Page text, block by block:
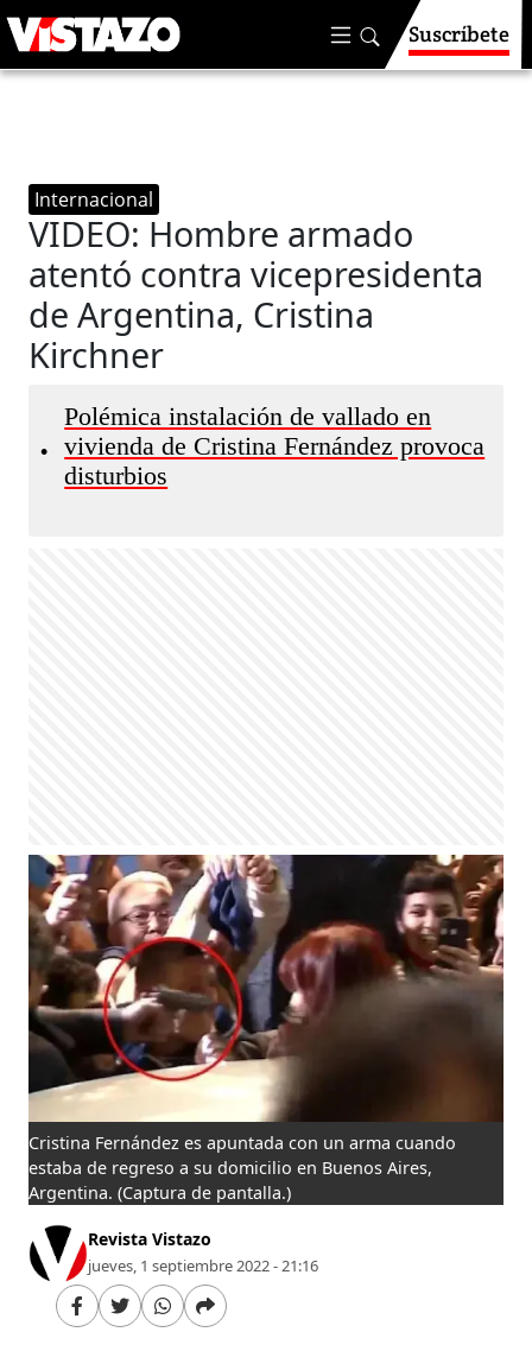
Suscríbete
Internacional
VIDEO: Hombre armado
atentó contra vicepresidenta
de Argentina, Cristina
Kirchner
•
Polémica instalación de vallado en
vivienda de Cristina Fernández provoca
disturbios
Cristina Fernández es apuntada con un arma cuando
estaba de regreso a su domicilio en Buenos Aires,
Argentina. (Captura de pantalla.)
Revista Vistazo
jueves, 1 septiembre 2022 - 21:16